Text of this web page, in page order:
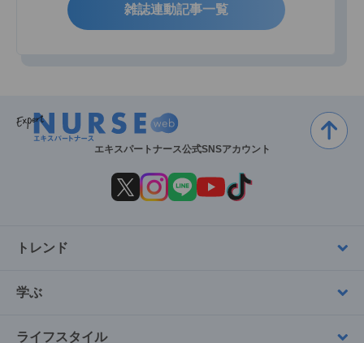
雑誌連動記事一覧
エキスパートナース公式SNSアカウント
トレンド
学ぶ
ライフスタイル